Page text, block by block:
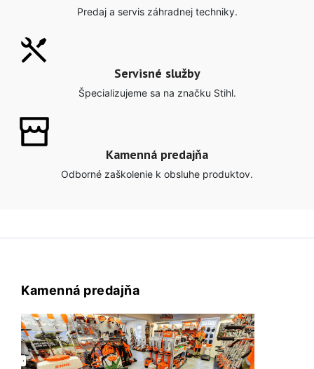
Predaj a servis záhradnej techniky.
Servisné služby
Špecializujeme sa na značku Stihl.
Kamenná predajňa
Odborné zaškolenie k obsluhe produktov.
Kamenná predajňa